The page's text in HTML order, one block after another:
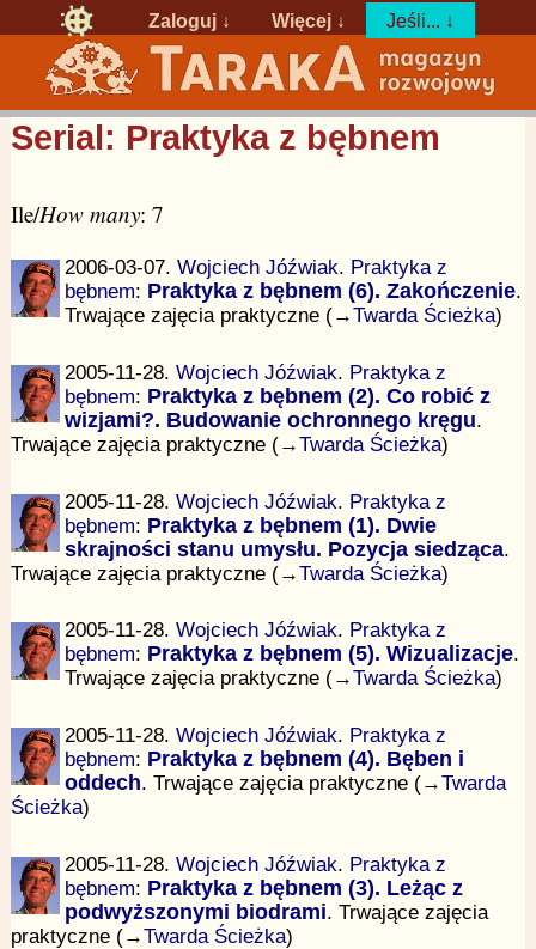
Zaloguj ↓ Więcej ↓ Jeśli... ↓
Serial: Praktyka z bębnem
Ile/How many: 7
2006-03-07. Wojciech Jóźwiak. Praktyka z
bębnem: Praktyka z bębnem (6). Zakończenie.
Trwające zajęcia praktyczne (→Twarda Ścieżka)
2005-11-28. Wojciech Jóźwiak. Praktyka z
bębnem: Praktyka z bębnem (2). Co robić z
wizjami?. Budowanie ochronnego kręgu.
Trwające zajęcia praktyczne (→Twarda Ścieżka)
2005-11-28. Wojciech Jóźwiak. Praktyka z
bębnem: Praktyka z bębnem (1). Dwie
skrajności stanu umysłu. Pozycja siedząca.
Trwające zajęcia praktyczne (→Twarda Ścieżka)
2005-11-28. Wojciech Jóźwiak. Praktyka z
bębnem: Praktyka z bębnem (5). Wizualizacje.
Trwające zajęcia praktyczne (→Twarda Ścieżka)
2005-11-28. Wojciech Jóźwiak. Praktyka z
bębnem: Praktyka z bębnem (4). Bęben i
oddech. Trwające zajęcia praktyczne (→Twarda
Ścieżka)
2005-11-28. Wojciech Jóźwiak. Praktyka z
bębnem: Praktyka z bębnem (3). Leżąc z
podwyższonymi biodrami. Trwające zajęcia
praktyczne (→Twarda Ścieżka)